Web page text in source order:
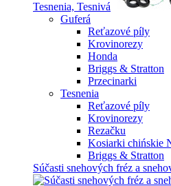
Tesnenia, Tesnivá
Guferá
Reťazové píly
Krovinorezy
Honda
Briggs & Stratton
Przecinarki
Tesnenia
Reťazové píly
Krovinorezy
Rezačku
Kosiarki chińskie
Briggs & Stratton
Súčasti snehových fréz a